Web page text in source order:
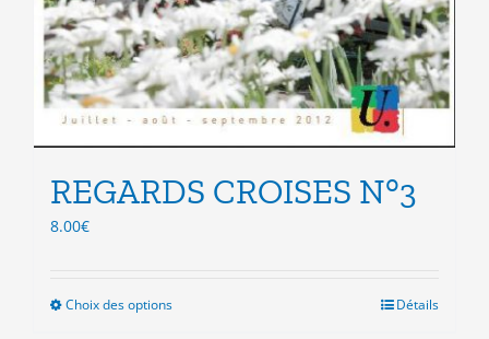
REGARDS CROISES N°3
8.00€
Choix des optionsCe
Détails